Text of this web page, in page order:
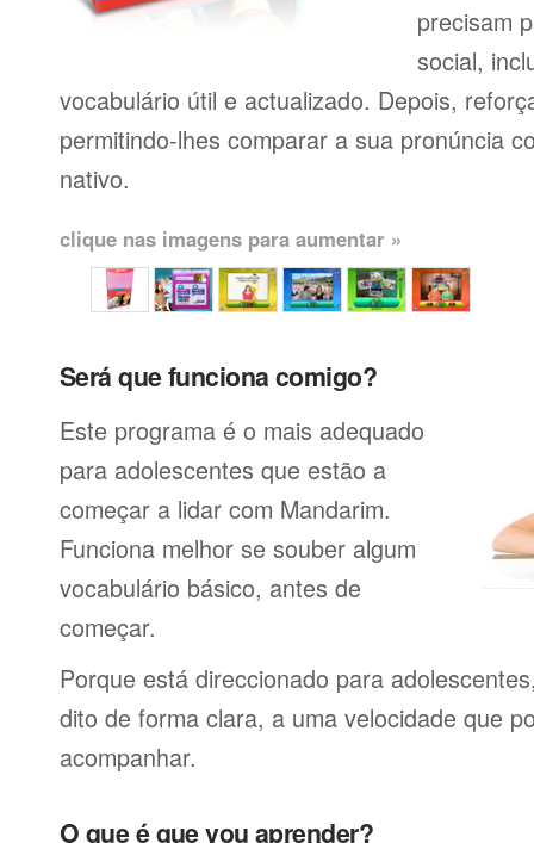
precisam
social,
vocabulário útil e actualizado. Depois,
permitindo-lhes comparar a sua pronúncia
nativo.
clique nas imagens para aumentar »
Será que funciona comigo?
Este programa é o mais adequado
para adolescentes que estão a
começar a lidar com Mandarim.
Funciona melhor se souber algum
vocabulário básico, antes de
começar.
Porque está direccionado para
dito de forma clara, a uma velocidade que
acompanhar.
O que é que vou aprender?